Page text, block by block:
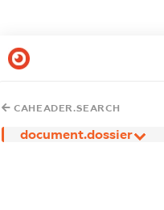
CAHEADER.SEARCH
document.dossier